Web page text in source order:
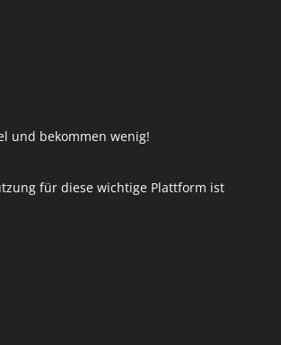
und bekommen wenig!
für diese wichtige Plattform ist